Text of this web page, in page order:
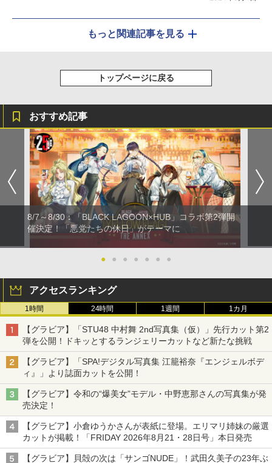
もっと関連記事を見る
トップページに戻る
おすすめ記事
8/7～8/30：「BLACK LAGOON×HUB」コラボ第2弾開
催決定！「悪党たちの休日」がテーマに
● ● ● ● ● ● ●
アクセスランキング
1時間 24時間 1週間 1カ月
【グラビア】「STU48 中村舞 2nd写真集（仮）」先行カット第2
弾を公開！ドキッとするランジェリーカットなど新たな挑戦
【グラビア】「SPA!デジタル写真集 江籠裕奈『エンジェルボデ
ィ』」より誌面カットを公開！
【グラビア】令和の“爆美女”モデル・中野恵那さんの写真集が発
売決定！
【グラビア】小倉ゆうかさんが表紙に登場。エリマリ姉妹の厳選
カットが掲載！「FRIDAY 2026年8⽉21・28日号」本日発売
【グラビア】貝殻の次は「サンゴNUDE」！武田久美子の23年ぶ